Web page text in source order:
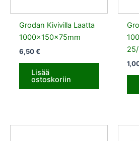
Grodan Kivivilla Laatta
1000x150x75mm
6,50€
Lisää
ostoskoriin